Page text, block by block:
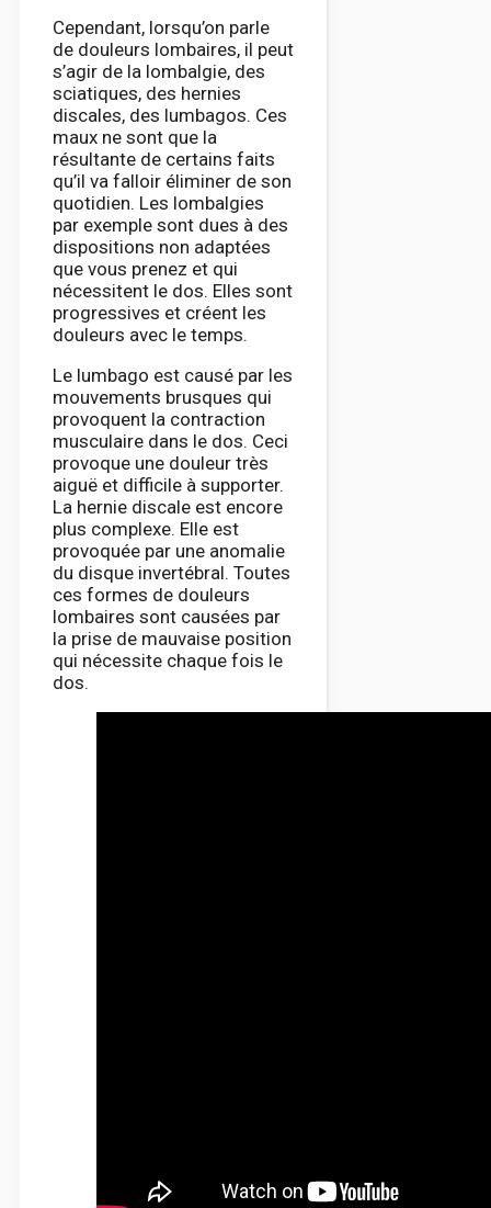
Cependant, lorsqu’on parle
de douleurs lombaires, il peut
s’agir de la lombalgie, des
sciatiques, des hernies
discales, des lumbagos. Ces
maux ne sont que la
résultante de certains faits
qu’il va falloir éliminer de son
quotidien. Les lombalgies
par exemple sont dues à des
dispositions non adaptées
que vous prenez et qui
nécessitent le dos. Elles sont
progressives et créent les
douleurs avec le temps.
Le lumbago est causé par les
mouvements brusques qui
provoquent la contraction
musculaire dans le dos. Ceci
provoque une douleur très
aiguë et difficile à supporter.
La hernie discale est encore
plus complexe. Elle est
provoquée par une anomalie
du disque invertébral. Toutes
ces formes de douleurs
lombaires sont causées par
la prise de mauvaise position
qui nécessite chaque fois le
dos.